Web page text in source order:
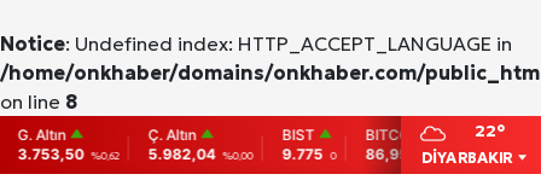
Notice: Undefined index: HTTP_ACCEPT_LANGUAGE in
/home/onkhaber/domains/onkhaber.com/
on line 8
%0,62
Ç. Altın
5.982,04 %0,00
BIST
9.775
0
BITCOIN
86,956.742
-0.31
2,007.26
DİYARBAKIR
22°